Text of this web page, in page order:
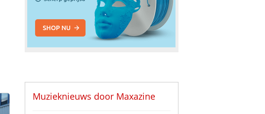
Muzieknieuws door Maxazine